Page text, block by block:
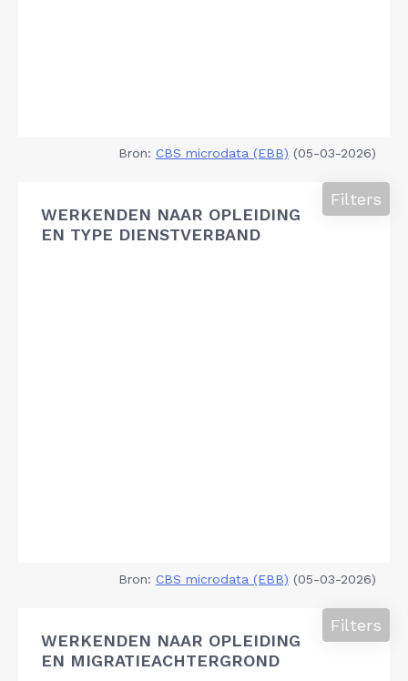
Bron: CBS microdata (EBB) (05-03-2026)
WERKENDEN NAAR OPLEIDING
EN TYPE DIENSTVERBAND
Filters
Bron: CBS microdata (EBB) (05-03-2026)
WERKENDEN NAAR OPLEIDING
EN MIGRATIEACHTERGROND
Filters